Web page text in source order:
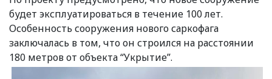
будет эксплуатироваться в течение 100 лет.
Особенность сооружения нового саркофага
заключалась в том, что он строился на расстоянии
180 метров от объекта “Укрытие”.